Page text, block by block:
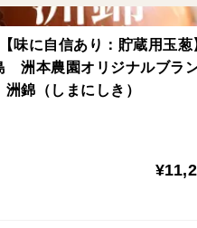
味に自信あり：貯蔵用玉葱
洲本農園オリジナルブラ
洲錦（しまにしき）